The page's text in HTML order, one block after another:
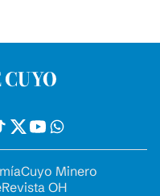
Cuyo Minero
Revista OH